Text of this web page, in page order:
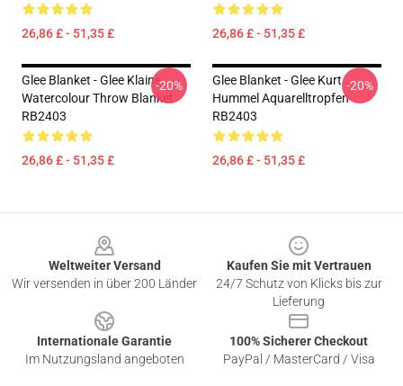
26,86 £ - 51,35 £ 26,86 £ - 51,35 £
Glee Blanket - Glee Klaine
Watercolour Throw Blanket
RB2403
26,86 £ - 51,35 £
-20%
Glee Blanket - Glee Kurt
Hummel Aquarelltropfen
RB2403
26,86 £ - 51,35 £
-20%
Weltweiter Versand
Wir versenden in über 200 Länder
Kaufen Sie mit Vertrauen
24/7 Schutz von Klicks bis zur
Lieferung
Internationale Garantie
Im Nutzungsland angeboten
100% Sicherer Checkout
PayPal / MasterCard / Visa